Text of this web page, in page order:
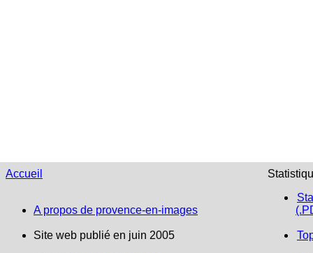
Accueil
A propos de provence-en-images
Site web publié en juin 2005